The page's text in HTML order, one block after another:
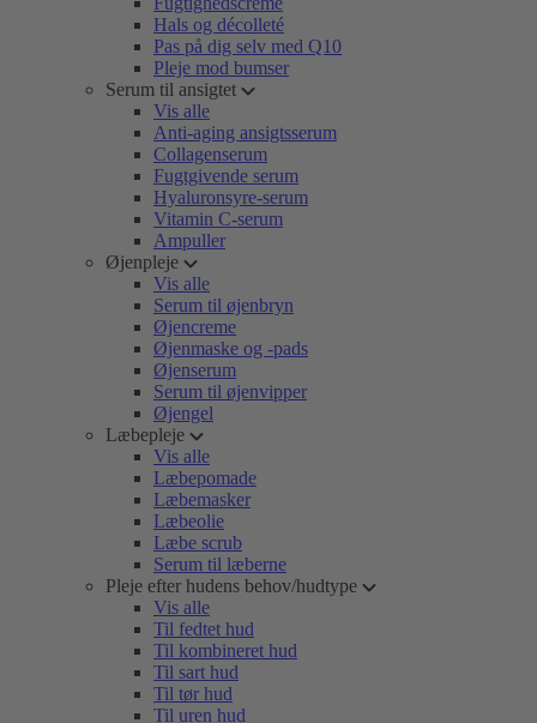
Hals og décolleté
Pas på dig selv med Q10
Pleje mod bumser
Serum til ansigtet
Vis alle
Anti-aging ansigtsserum
Collagenserum
Fugtgivende serum
Hyaluronsyre-serum
Vitamin C-serum
Ampuller
Øjenpleje
Vis alle
Serum til øjenbryn
Øjencreme
Øjenmaske og -pads
Øjenserum
Serum til øjenvipper
Øjengel
Læbepleje
Vis alle
Læbepomade
Læbemasker
Læbeolie
Læbe scrub
Serum til læberne
Pleje efter hudens behov/hudtype
Vis alle
Til fedtet hud
Til kombineret hud
Til sart hud
Til tør hud
Til uren hud